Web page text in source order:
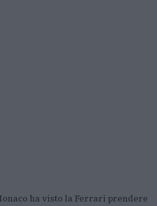
ha visto la Ferrari prendere